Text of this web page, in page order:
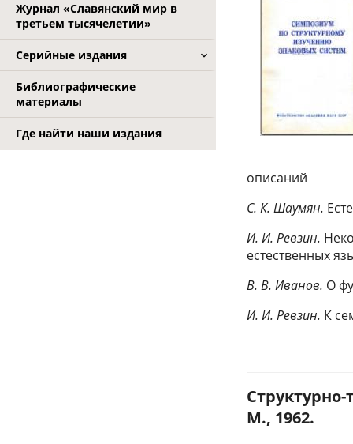
Журнал «Славянский мир в
третьем тысячелетии»
Серийные издания
Библиографические
материалы
Где найти наши издания
описаний
С. К. Шаумян.
И. И. Ревзин.
естественных
В. В. Иванов. О
И. И. Ревзин. К
М., 1962.